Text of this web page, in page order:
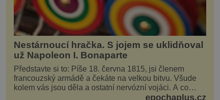
Nestárnoucí hračka. S jojem se uklidňoval
už Napoleon I. Bonaparte
Představte si to: Píše 18. června 1815, jsi členem
francouzský armádě a čekáte na velkou bitvu. Všude
kolem vás jsou děla a ostatní nervózní vojáci. A co
děláte vy? Hrajete si… s jojem! Zdá se v...epochaplus.cz